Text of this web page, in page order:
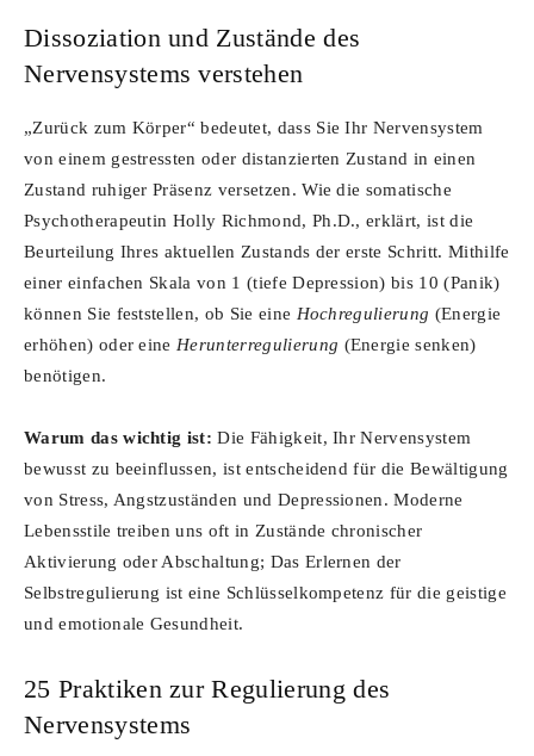
Dissoziation und Zustände des
Nervensystems verstehen
„Zurück zum Körper“ bedeutet, dass Sie Ihr Nervensystem
von einem gestressten oder distanzierten Zustand in einen
Zustand ruhiger Präsenz versetzen. Wie die somatische
Psychotherapeutin Holly Richmond, Ph.D., erklärt, ist die
Beurteilung Ihres aktuellen Zustands der erste Schritt. Mithilfe
einer einfachen Skala von 1 (tiefe Depression) bis 10 (Panik)
können Sie feststellen, ob Sie eine Hochregulierung (Energie
erhöhen) oder eine Herunterregulierung (Energie senken)
benötigen.
Warum das wichtig ist: Die Fähigkeit, Ihr Nervensystem
bewusst zu beeinflussen, ist entscheidend für die Bewältigung
von Stress, Angstzuständen und Depressionen. Moderne
Lebensstile treiben uns oft in Zustände chronischer
Aktivierung oder Abschaltung; Das Erlernen der
Selbstregulierung ist eine Schlüsselkompetenz für die geistige
und emotionale Gesundheit.
25 Praktiken zur Regulierung des
Nervensystems